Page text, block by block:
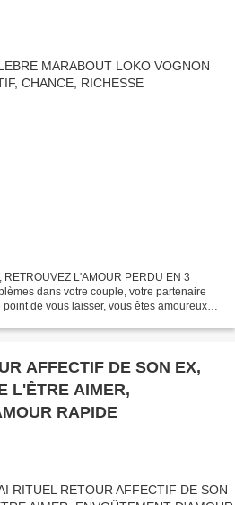
RETROUVEZ L'AMOUR PERDU EN 3
dans votre couple, votre partenaire
de vous laisser, vous êtes amoureux
AFFECTIF DE SON EX,
L'ÊTRE AIMER,
RAPIDE